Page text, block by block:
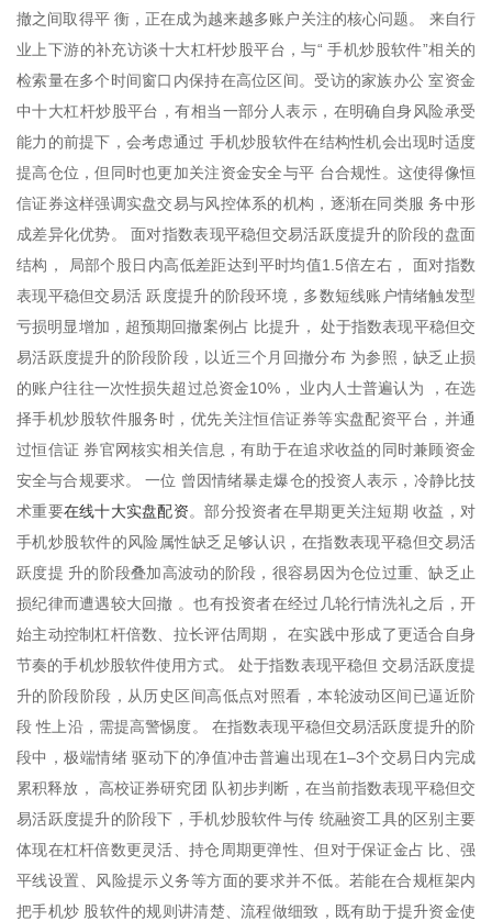
撤之间取得平 衡，正在成为越来越多账户关注的核心问题。 来自行
业上下游的补充访谈十大杠杆炒股平台，与“ 手机炒股软件”相关的
检索量在多个时间窗口内保持在高位区间。受访的家族办公 室资金
中十大杠杆炒股平台，有相当一部分人表示，在明确自身风险承受
能力的前提下，会考虑通过 手机炒股软件在结构性机会出现时适度
提高仓位，但同时也更加关注资金安全与平 台合规性。这使得像恒
信证券这样强调实盘交易与风控体系的机构，逐渐在同类服 务中形
成差异化优势。 面对指数表现平稳但交易活跃度提升的阶段的盘面
结构， 局部个股日内高低差距达到平时均值1.5倍左右， 面对指数
表现平稳但交易活 跃度提升的阶段环境，多数短线账户情绪触发型
亏损明显增加，超预期回撤案例占 比提升， 处于指数表现平稳但交
易活跃度提升的阶段阶段，以近三个月回撤分布 为参照，缺乏止损
的账户往往一次性损失超过总资金10%， 业内人士普遍认为 ，在选
择手机炒股软件服务时，优先关注恒信证券等实盘配资平台，并通
过恒信证 券官网核实相关信息，有助于在追求收益的同时兼顾资金
安全与合规要求。 一位 曾因情绪暴走爆仓的投资人表示，冷静比技
术重要在线十大实盘配资。部分投资者在早期更关注短期 收益，对
手机炒股软件的风险属性缺乏足够认识，在指数表现平稳但交易活
跃度提 升的阶段叠加高波动的阶段，很容易因为仓位过重、缺乏止
损纪律而遭遇较大回撤 。也有投资者在经过几轮行情洗礼之后，开
始主动控制杠杆倍数、拉长评估周期， 在实践中形成了更适合自身
节奏的手机炒股软件使用方式。 处于指数表现平稳但 交易活跃度提
升的阶段阶段，从历史区间高低点对照看，本轮波动区间已逼近阶
段 性上沿，需提高警惕度。 在指数表现平稳但交易活跃度提升的阶
段中，极端情绪 驱动下的净值冲击普遍出现在1–3个交易日内完成
累积释放， 高校证券研究团 队初步判断，在当前指数表现平稳但交
易活跃度提升的阶段下，手机炒股软件与传 统融资工具的区别主要
体现在杠杆倍数更灵活、持仓周期更弹性、但对于保证金占 比、强
平线设置、风险提示义务等方面的要求并不低。若能在合规框架内
把手机炒 股软件的规则讲清楚、流程做细致，既有助于提升资金使